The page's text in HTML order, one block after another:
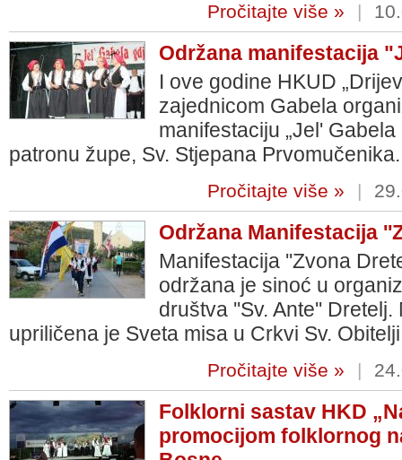
Pročitajte više » |
Održana manifestacija
I ove godine HKUD
zajednicom Gabela
manifestaciju „Jel'
patronu župe, Sv. Stjepana Prvomučenika.
Pročitajte više » |
Održana Manifestacija
Manifestacija ''Zvona
održana je sinoć u
društva ''Sv. Ante''
upriličena je Sveta misa u Crkvi Sv.
Pročitajte više » |
Folklorni sastav HKD
promocijom folklornog